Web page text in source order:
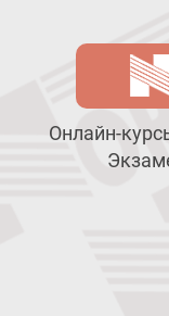
Онлайн-